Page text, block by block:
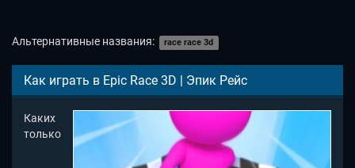
Альтернативные названия: race race 3d
Как играть в Epic Race 3D | Эпик Рейс
Каких
только